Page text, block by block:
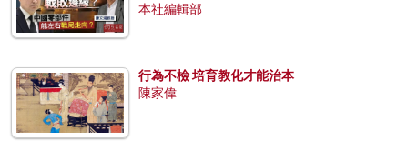
本社編輯部
行為不檢 培育教化才能治本
陳家偉